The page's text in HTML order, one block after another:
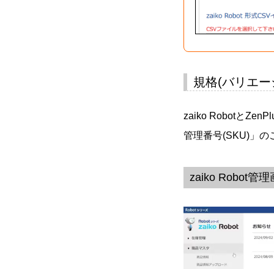
規格(バリエ
zaiko Robotと
管理番号(SKU)」の
zaiko Robot管理